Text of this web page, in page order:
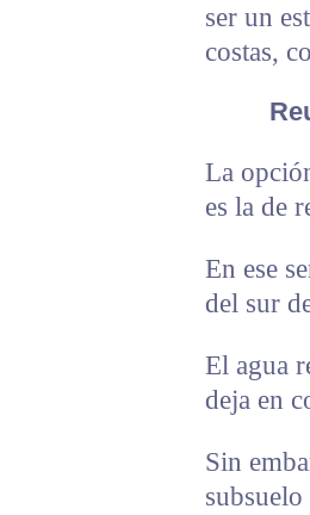
ser un
costas,
La
es la de
En ese
del sur
El agua
deja en
Sin